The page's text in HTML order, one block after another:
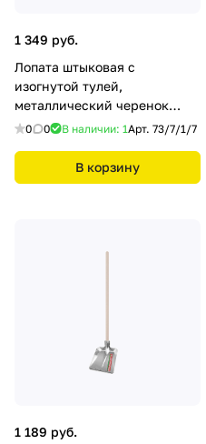
1 349 руб.
Лопата штыковая с
изогнутой тулей,
металлический черенок
Вихрь
0 0 В наличии: 1Арт. 73/7/1/7
В корзину
1 189 руб.